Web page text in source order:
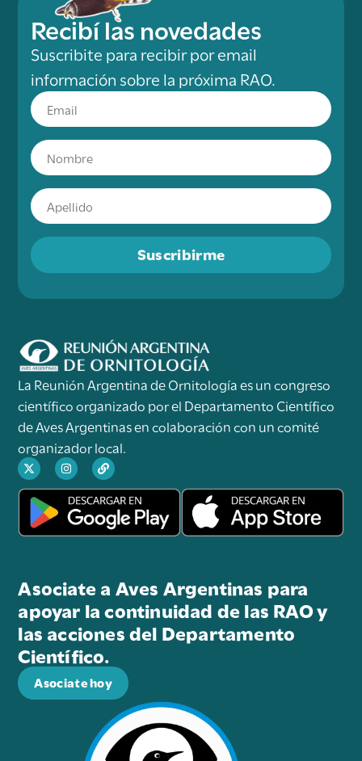
Recibí las novedades
Suscribite para recibir por email
información sobre la próxima RAO.
Suscribirme
La Reunión Argentina de Ornitología es un congreso
científico organizado por el Departamento Científico
de Aves Argentinas en colaboración con un comité
organizador local.
Asociate a Aves Argentinas para
apoyar la continuidad de las RAO y
las acciones del Departamento
Científico.
Asociate hoy